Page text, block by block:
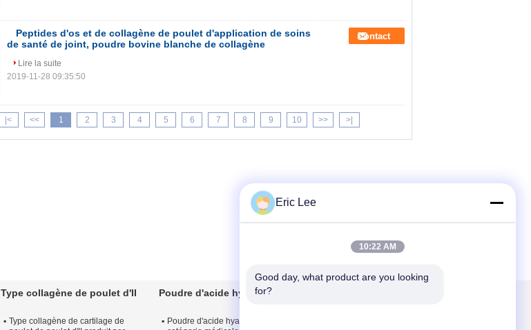
Peptides d'os et de collagène de poulet d'application de soins
de santé de joint, poudre bovine blanche de collagène
Contact
Lire la suite
2019-11-28 09:35:50
|< << 1 2 3 4 5 6 7 8 9 10 >> >|
Type collagène de poulet d'II
Type collagène de cartilage de
Poudre d'acide hyaluronique
Poudre d'acide hyaluronique de
Eric Lee
10:22 AM
Good day, what product are you looking
for?